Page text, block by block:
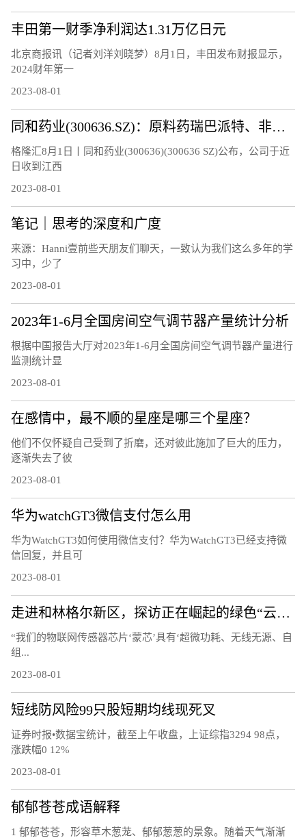
丰田第一财季净利润达1.31万亿日元
北京商报讯（记者刘洋刘晓梦）8月1日，丰田发布财报显示，
2024财年第一
2023-08-01
同和药业(300636.SZ)：原料药瑞巴派特、非布司他通过药品GMP符合性检查
格隆汇8月1日丨同和药业(300636)(300636 SZ)公布，公司于近
日收到江西
2023-08-01
笔记｜思考的深度和广度
来源：Hanni壹前些天朋友们聊天，一致认为我们这么多年的学
习中，少了
2023-08-01
2023年1-6月全国房间空气调节器产量统计分析
根据中国报告大厅对2023年1-6月全国房间空气调节器产量进行
监测统计显
2023-08-01
在感情中，最不顺的星座是哪三个星座？
他们不仅怀疑自己受到了折磨，还对彼此施加了巨大的压力，
逐渐失去了彼
2023-08-01
华为watchGT3微信支付怎么用
华为WatchGT3如何使用微信支付？华为WatchGT3已经支持微
信回复，并且可
2023-08-01
走进和林格尔新区，探访正在崛起的绿色“云谷”
“我们的物联网传感器芯片‘蒙芯’具有‘超微功耗、无线无源、自
组...
2023-08-01
短线防风险99只股短期均线现死叉
证券时报•数据宝统计，截至上午收盘，上证综指3294 98点，
涨跌幅0 12%
2023-08-01
郁郁苍苍成语解释
1 郁郁苍苍，形容草木葱茏、郁郁葱葱的景象。随着天气渐渐